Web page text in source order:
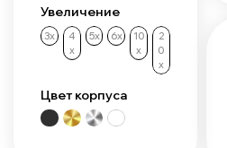
Увеличение
3х
4
х
5х 6х
10
х
2
0
х
Цвет корпуса